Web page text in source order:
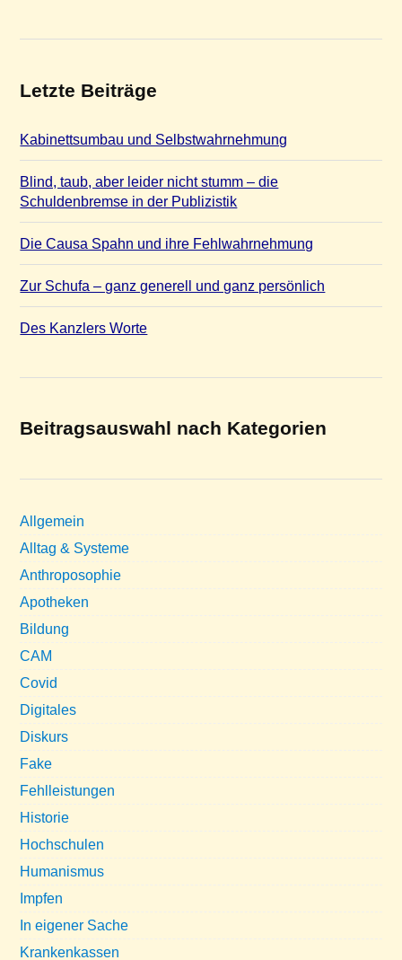
Letzte Beiträge
Kabinettsumbau und Selbstwahrnehmung
Blind, taub, aber leider nicht stumm – die
Schuldenbremse in der Publizistik
Die Causa Spahn und ihre Fehlwahrnehmung
Zur Schufa – ganz generell und ganz persönlich
Des Kanzlers Worte
Beitragsauswahl nach Kategorien
Allgemein
Alltag & Systeme
Anthroposophie
Apotheken
Bildung
CAM
Covid
Digitales
Diskurs
Fake
Fehlleistungen
Historie
Hochschulen
Humanismus
Impfen
In eigener Sache
Krankenkassen